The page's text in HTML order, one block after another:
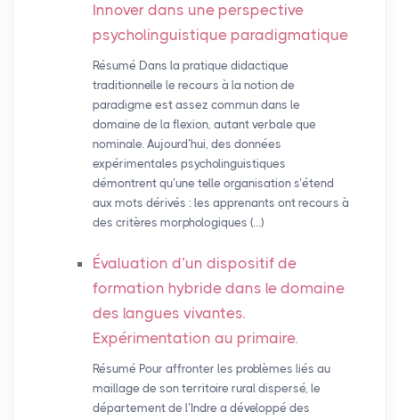
Innover dans une perspective
psycholinguistique paradigmatique
Résumé Dans la pratique didactique
traditionnelle le recours à la notion de
paradigme est assez commun dans le
domaine de la flexion, autant verbale que
nominale. Aujourd’hui, des données
expérimentales psycholinguistiques
démontrent qu’une telle organisation s’étend
aux mots dérivés : les apprenants ont recours à
des critères morphologiques (…)
Évaluation d’un dispositif de
formation hybride dans le domaine
des langues vivantes.
Expérimentation au primaire.
Résumé Pour affronter les problèmes liés au
maillage de son territoire rural dispersé, le
département de l’Indre a développé des